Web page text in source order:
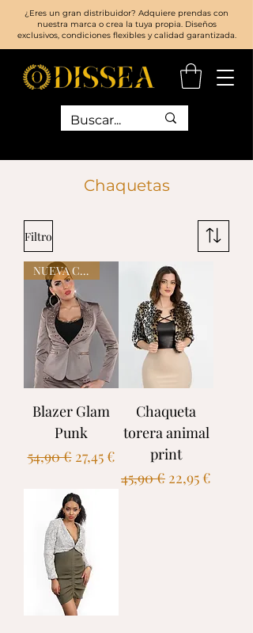
¿Eres un gran distribuidor? Adquiere prendas con
nuestra marca o crea la tuya propia. Diseños
exclusivos, condiciones flexibles y calidad garantizada.
Chaquetas
Filtro
NUEVA COLECCIÓN
Blazer Glam
Punk
Precio
54,90 € Precio de oferta
27,45 €
Chaqueta
torera animal
print
Precio
45,90 € Precio de
22,95 €